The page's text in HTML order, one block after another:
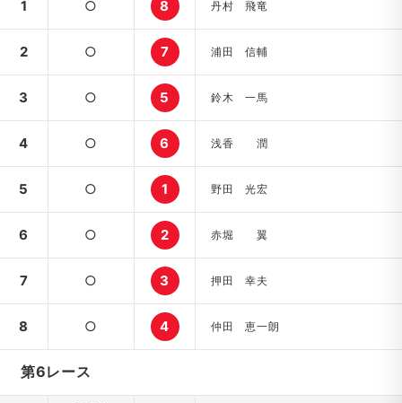
1 ○ 8 丹村 飛竜
2 ○ 7 浦田 信輔
3 ○ 5 鈴木 一馬
4 ○ 6 浅香 潤
5 ○ 1 野田 光宏
6 ○ 2 赤堀 翼
7 ○ 3 押田 幸夫
8 ○ 4 仲田 恵一朗
第6レース